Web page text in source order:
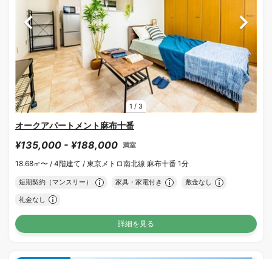
1 / 3
オークアパートメント麻布十番
¥135,000 - ¥188,000 満室
18.68㎡〜 / 4階建て / 東京メトロ南北線 麻布十番 1分
短期契約（マンスリー） 家具・家電付き 敷金なし
礼金なし
詳細を見る